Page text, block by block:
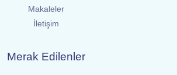
Makaleler
İletişim
Merak Edilenler